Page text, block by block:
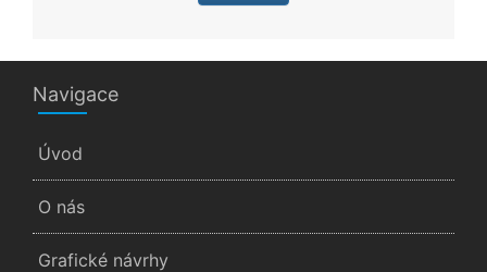
Navigace
Úvod
O nás
Grafické návrhy